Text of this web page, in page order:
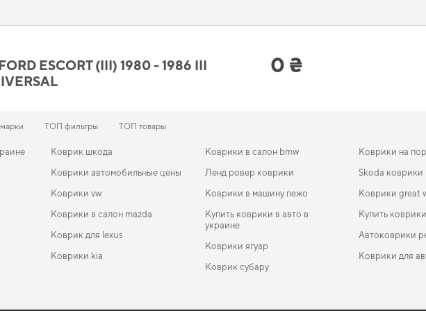
и прочности наших EVA ковриков,
ESCORT (III) 1980 - 1986 III
0 ₴
ТОП фильтры ТОП товары
Коврик шкода
Коврики автомобильные цены
Коврики vw
Коврики в салон mazda
Коврик для lexus
Коврики kia
Коврики в салон bmw
Ленд ровер коврики
Коврики в машину пежо
Купить коврики в авто в
украине
Коврики ягуар
Коврик субару
Коврики на
Skoda коврики
Коврики great
Купить
Автоковрики
Коврики для